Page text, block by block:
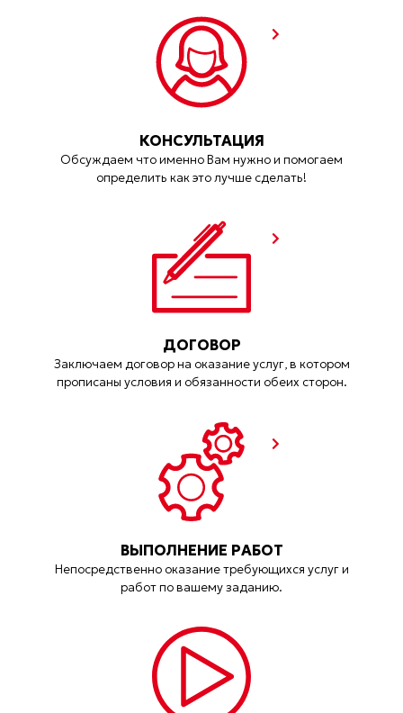
КОНСУЛЬТАЦИЯ
Обсуждаем что именно Вам нужно и помогаем
определить как это лучше сделать!
ДОГОВОР
Заключаем договор на оказание услуг, в котором
прописаны условия и обязанности обеих сторон.
ВЫПОЛНЕНИЕ РАБОТ
Непосредственно оказание требующихся услуг и
работ по вашему заданию.